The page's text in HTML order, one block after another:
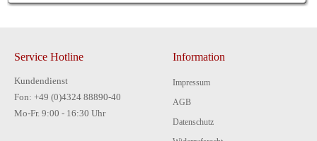
Service Hotline
Kundendienst
Fon: +49 (0)4324 88890-40
Mo-Fr. 9:00 - 16:30 Uhr
Information
Impressum
AGB
Datenschutz